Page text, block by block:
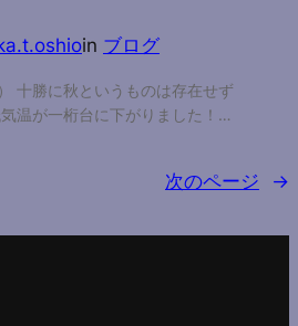
in ブログ
十勝に秋というものは存在せず
温が一桁台に下がりました！…
次のページ →